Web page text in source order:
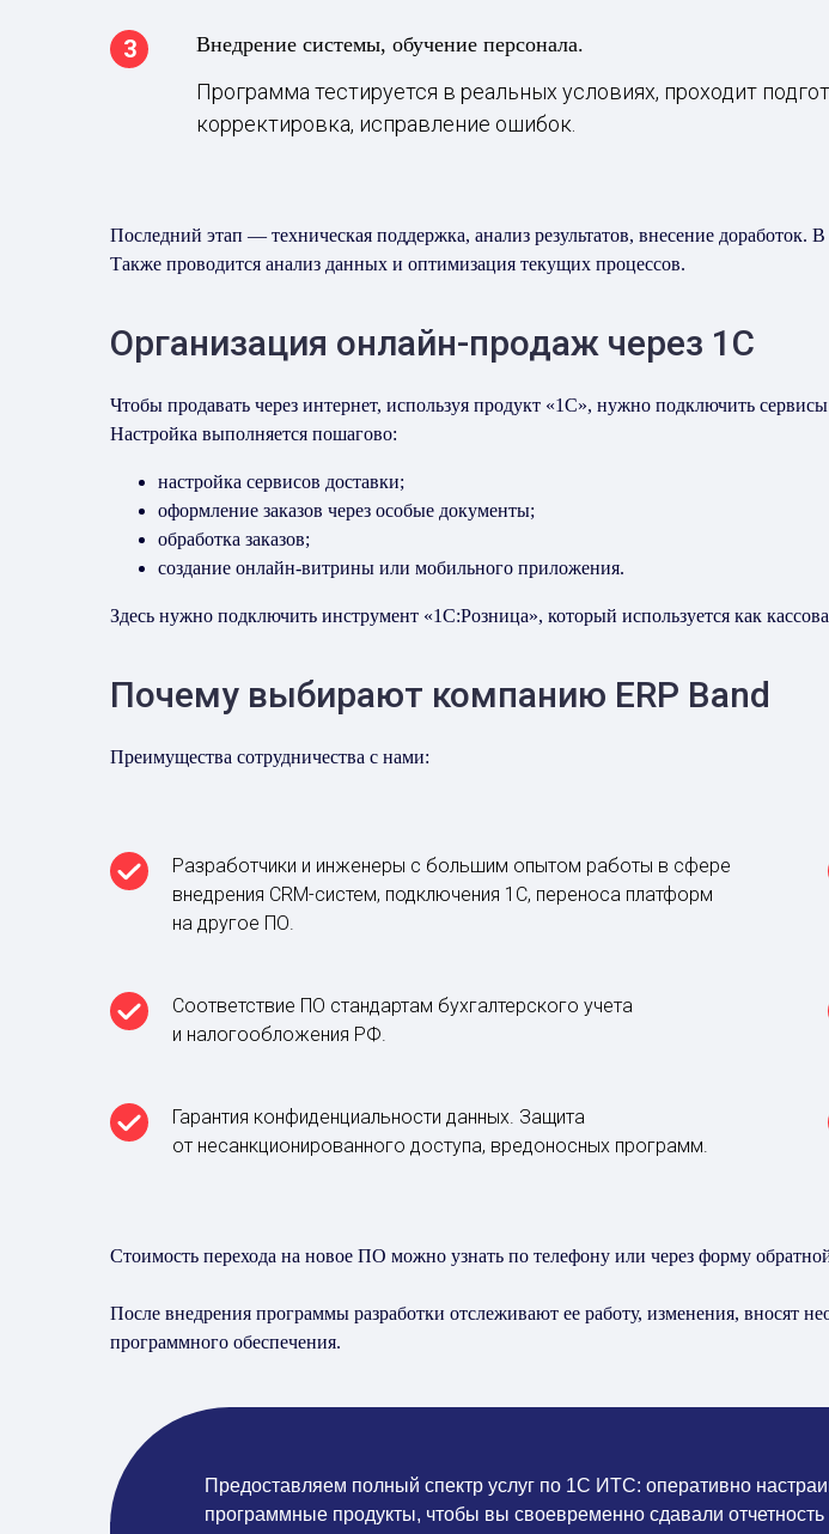
Внедрение системы, обучение персонала.
Программа тестируется в реальных условиях, проходит
корректировка, исправление ошибок.
Последний этап — техническая поддержка, анализ результатов, внесение
Также проводится анализ данных и оптимизация текущих процессов.
Организация онлайн-продаж через 1С
Чтобы продавать через интернет, используя продукт «1С», нужно подключить
Настройка выполняется пошагово:
настройка сервисов доставки;
оформление заказов через особые документы;
обработка заказов;
создание онлайн-витрины или мобильного приложения.
Здесь нужно подключить инструмент «1С:Розница», который используется как
Почему выбирают компанию ERP Band
Преимущества сотрудничества с нами:
Разработчики и инженеры с большим опытом работы в сфере
внедрения CRM-систем, подключения 1С, переноса платформ
на другое ПО.
Соответствие ПО стандартам бухгалтерского учета
и налогообложения РФ.
Гарантия конфиденциальности данных. Защита
от несанкционированного доступа, вредоносных программ.
Стоимость перехода на новое ПО можно узнать по телефону или через форму
После внедрения программы разработки отслеживают ее работу, изменения, вносят
программного обеспечения.
Предоставляем полный спектр услуг по 1С ИТС: оперативно
программные продукты, чтобы вы своевременно сдавали отчетность